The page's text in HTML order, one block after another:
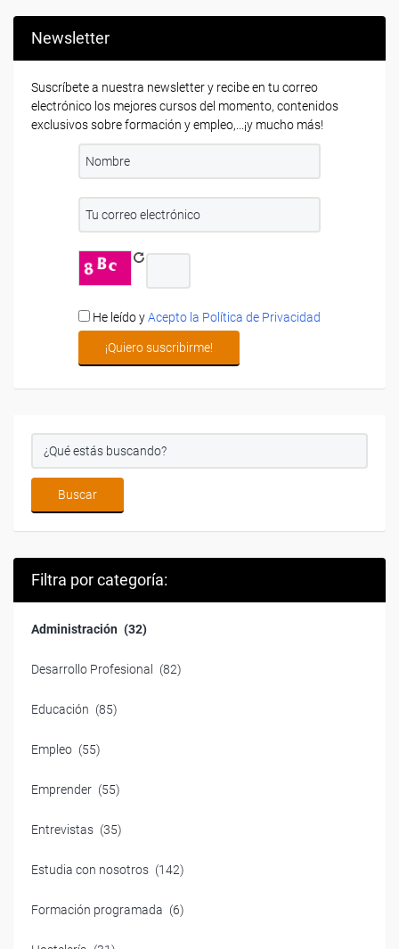
Newsletter
Suscríbete a nuestra newsletter y recibe en tu correo
electrónico los mejores cursos del momento, contenidos
exclusivos sobre formación y empleo,...¡y mucho más!
He leído yAcepto la Política de Privacidad
Filtra por categoría:
Administración (32)
Desarrollo Profesional (82)
Educación (85)
Empleo (55)
Emprender (55)
Entrevistas (35)
Estudia con nosotros (142)
Formación programada (6)